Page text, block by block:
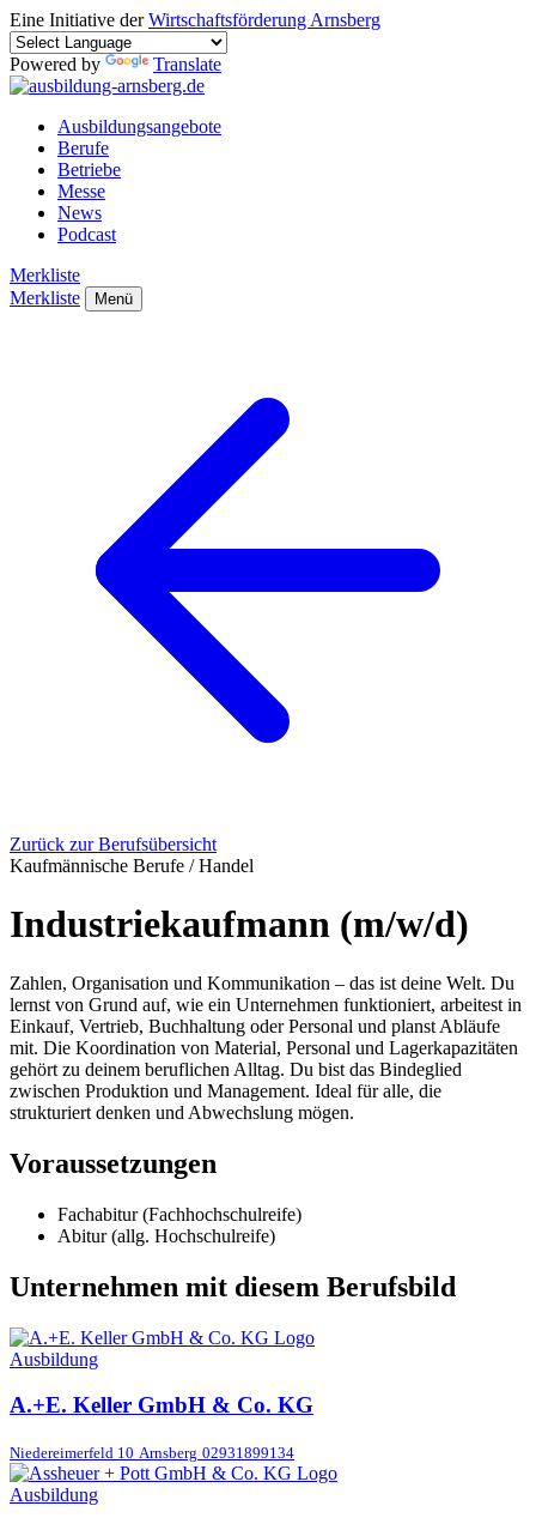
Eine Initiative derWirtschaftsförderung Arnsberg
Powered by Translate
Ausbildungsangebote
Berufe
Betriebe
Messe
News
Podcast
Merkliste
Merkliste
Menü
Zurück zur Berufsübersicht
Kaufmännische Berufe / Handel
Industriekaufmann (m/w/d)
Zahlen, Organisation und Kommunikation – das ist deine Welt. Du
lernst von Grund auf, wie ein Unternehmen funktioniert, arbeitest in
Einkauf, Vertrieb, Buchhaltung oder Personal und planst Abläufe
mit. Die Koordination von Material, Personal und Lagerkapazitäten
gehört zu deinem beruflichen Alltag. Du bist das Bindeglied
zwischen Produktion und Management. Ideal für alle, die
strukturiert denken und Abwechslung mögen.
Voraussetzungen
Fachabitur (Fachhochschulreife)
Abitur (allg. Hochschulreife)
Unternehmen mit diesem Berufsbild
Ausbildung
A.+E. Keller GmbH & Co. KG
Niedereimerfeld 10 Arnsberg 02931899134
Ausbildung